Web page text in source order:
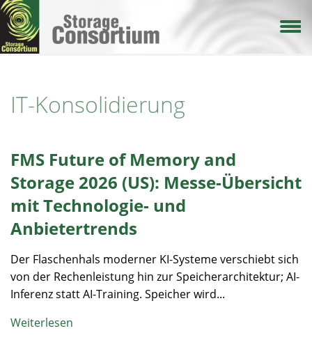
Direkt
zum
Inhalt
IT-Konsolidierung
FMS Future of Memory and
Storage 2026 (US): Messe-Übersicht
mit Technologie- und
Anbietertrends
Der Flaschenhals moderner KI-Systeme verschiebt sich
von der Rechenleistung hin zur Speicherarchitektur; AI-
Inferenz statt AI-Training. Speicher wird...
Weiterlesen